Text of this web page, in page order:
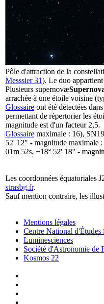
Pôle d'attraction de la
Messsier 31). Le duo
Plusieurs supernovæ
arrachée à une étoile voisine
Glossaire ont été détectées
permettant de répertorier les
magnitude est d'un facteur 2,5.
Glossaire maximale : 16),
52' 12" - magnitude maximale
01m 52s, −18° 52' 18" -
Les coordonnées équatoriales
strasbg.fr.
Sauf mention contraire, les
Mentions légales
Centre National d'Études
Luminesciences
Société d'Astronomie de
Kosmos 22